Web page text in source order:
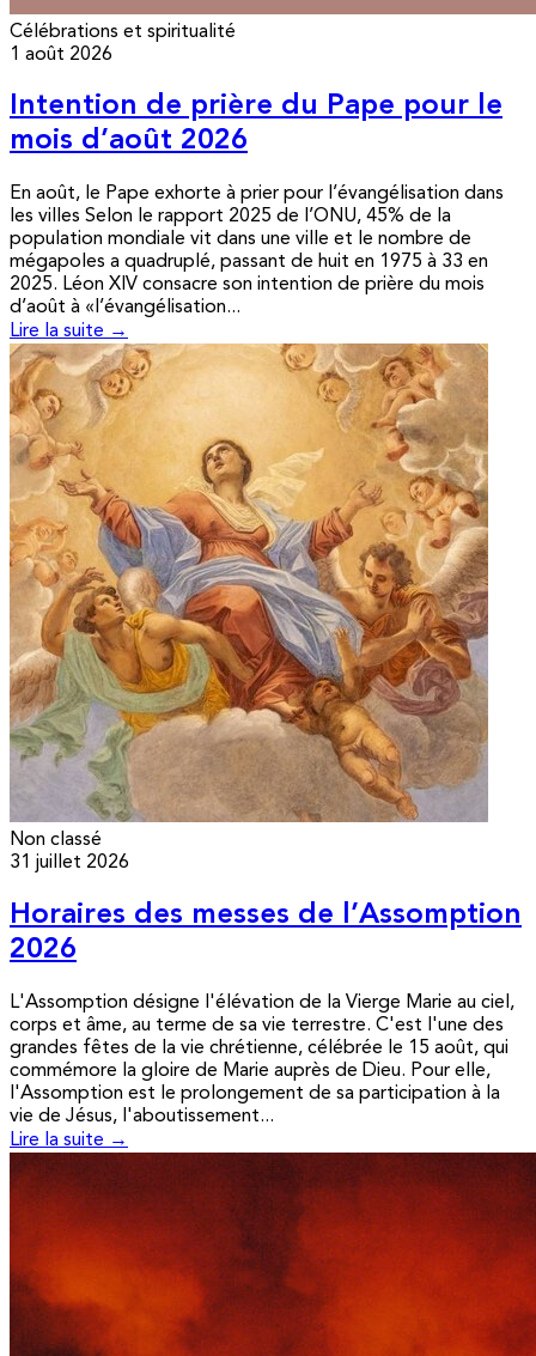
Célébrations et spiritualité
1 août 2026
Intention de prière du Pape pour le
mois d’août 2026
En août, le Pape exhorte à prier pour l’évangélisation dans
les villes Selon le rapport 2025 de l’ONU, 45% de la
population mondiale vit dans une ville et le nombre de
mégapoles a quadruplé, passant de huit en 1975 à 33 en
2025. Léon XIV consacre son intention de prière du mois
d’août à «l’évangélisation...
Lire la suite →
Non classé
31 juillet 2026
Horaires des messes de l’Assomption
2026
L'Assomption désigne l'élévation de la Vierge Marie au ciel,
corps et âme, au terme de sa vie terrestre. C'est l'une des
grandes fêtes de la vie chrétienne, célébrée le 15 août, qui
commémore la gloire de Marie auprès de Dieu. Pour elle,
l'Assomption est le prolongement de sa participation à la
vie de Jésus, l'aboutissement...
Lire la suite →